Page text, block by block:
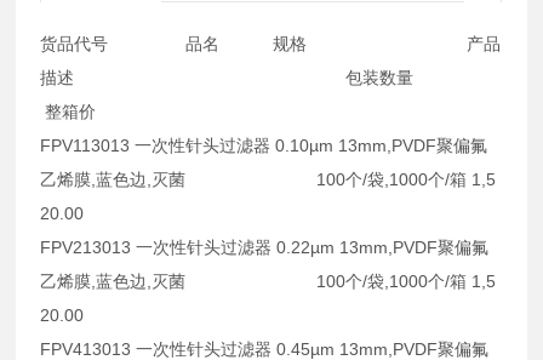
货品代号 品名 规格 产品
描述 包装数量
整箱价
FPV113013 一次性针头过滤器 0.10µm 13mm,PVDF聚偏氟
乙烯膜,蓝色边,灭菌 100个/袋,1000个/箱 1,5
20.00
FPV213013 一次性针头过滤器 0.22µm 13mm,PVDF聚偏氟
乙烯膜,蓝色边,灭菌 100个/袋,1000个/箱 1,5
20.00
FPV413013 一次性针头过滤器 0.45µm 13mm,PVDF聚偏氟